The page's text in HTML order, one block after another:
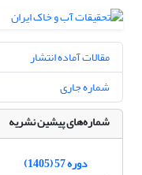
مقالات آماده انتشار
شماره جاری
شماره‌های پیشین نشریه
دوره 57 (1405)